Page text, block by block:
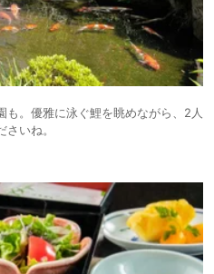
。優雅に泳ぐ鯉を眺めながら、2人
いね。